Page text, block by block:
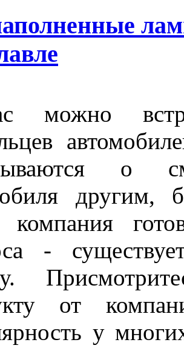
можно
о
другим,
-
от
у